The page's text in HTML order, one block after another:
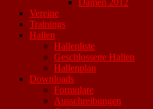
Damen 2012
Vereine
Trainings
Hallen
Hallenliste
Geschlossene Hallen
Hallenplan
Downloads
Formulare
Ausschreibungen